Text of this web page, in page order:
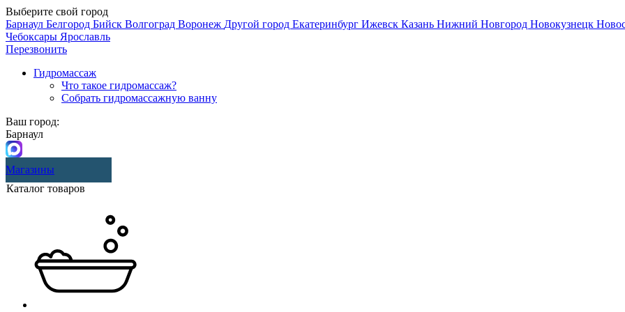
Выберите свой город
Барнаул Белгород Бийск Волгоград Воронеж Другой город Екатеринбург Ижевск Казань Нижний Новгород Новокузнецк
Чебоксары Ярославль
Перезвонить
Гидромассаж
Что такое гидромассаж?
Собрать гидромассажную ванну
Ваш город:
Барнаул
Магазины
Каталог товаров